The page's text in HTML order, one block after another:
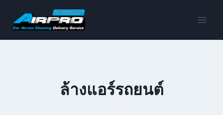
ล้างแอร์รถยนต์